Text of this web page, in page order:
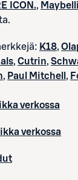
ICON.,
K18,
, Cutrin,
, Paul Mitchell ,
verkossa
verkossa